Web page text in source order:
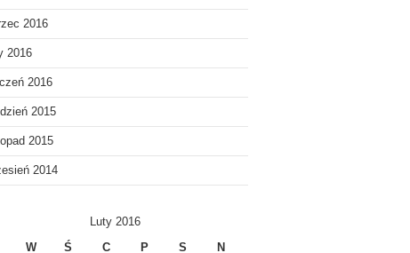
2016
2016
2016
2015
2015
2014
Luty 2016
W Ś C P S N